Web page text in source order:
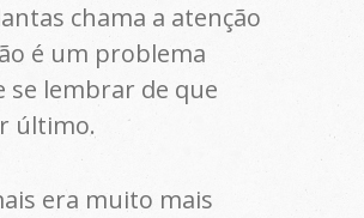
chama a atenção
é um problema
se lembrar de que
último.
era muito mais